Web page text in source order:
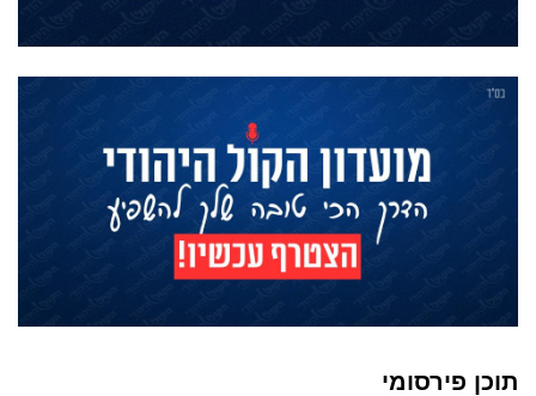
תוכן פירסומי